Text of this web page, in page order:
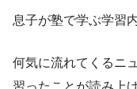
息子が塾で学ぶ学習
何気に流れてくるニ